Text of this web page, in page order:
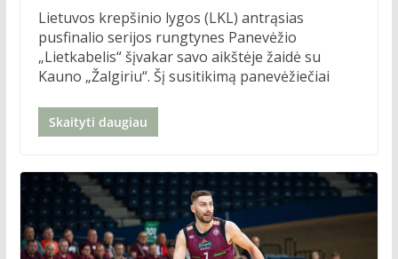
Lietuvos krepšinio lygos (LKL) antrąsias
pusfinalio serijos rungtynes Panevėžio
„Lietkabelis“ šįvakar savo aikštėje žaidė su
Kauno „Žalgiriu“. Šį susitikimą panevėžiečiai
Skaityti daugiau